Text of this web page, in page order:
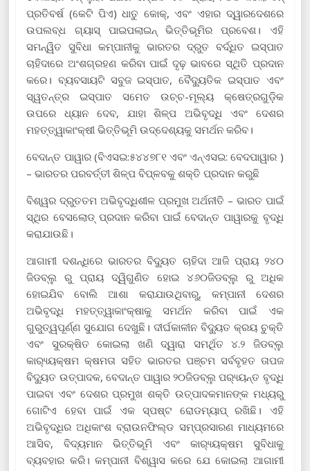
ପ୍ରତିବର୍ଷ (କେଟି ପିଏ) ଧାତୁ କୋକ୍, ଏବଂ ଏହାର ଦ୍ୱାରଦେଶରେ
ଉପଲବ୍ଧ ଗ୍ୟାସ୍ ପାଇପଲାଇନ୍ ଭିତ୍ତିଭୂମିର ପ୍ରବେଶ। ଏହି
ସମନ୍ୱିତ ସୁବିଧା କମ୍ପାନୀକୁ ଭାରତର ଦ୍ରୁତ ବର୍ଦ୍ଧିତ ଇସ୍ପାତ
ଚାହିଦାରେ ଅଂଶଗ୍ରହଣ କରିବା ପାଇଁ ଦୃଢ଼ ଭାବରେ ସ୍ଥିତି ପ୍ରଦାନ
କରେ। ବ୍ୟବସାୟଟି ସବୁଜ ଇସ୍ପାତ, ବୈଦ୍ୟୁତିକ ଇସ୍ପାତ ଏବଂ
ସ୍ୱତନ୍ତ୍ର ଇସ୍ପାତ ସମେତ ଉଚ୍ଚ-ମୂଲ୍ୟ କ୍ଷେତ୍ରଗୁଡ଼ିକ
ଉପରେ ଧ୍ୟାନ ଦେବ, ଯାହା ଶିଳ୍ପ ଅଭିବୃଦ୍ଧି ଏବଂ ଦେଶର
ମହତ୍ତ୍ୱାକାଂକ୍ଷୀ ଭିତ୍ତିଭୂମି ଉଦ୍ଦେଶ୍ୟକୁ ସମର୍ଥନ କରିବ।
ବେଦାନ୍ତ ପାୱାର (ବିଏସଇ:୫୪୪୭୮୧ ଏବଂ ଏନ୍ଏସଇ: ବେଦପାୱାର )
– ଭାରତର ପରବର୍ତ୍ତୀ ଶିଳ୍ପ ବିପ୍ଳବକୁ ଶକ୍ତି ପ୍ରଦାନ କରୁଛି
ବିଶ୍ୱର ଦ୍ରୁତତମ ଅଭିବୃଦ୍ଧିଶୀଳ ପ୍ରମୁଖ ଅର୍ଥନୀତି – ଭାରତ ପାଇଁ
ସ୍ଥିର ବେସଲୋଡ୍ ପ୍ରଦାନ କରିବା ପାଇଁ ବେଦାନ୍ତ ପାୱାରକୁ ବୃଦ୍ଧି
କରାଯାଉଛି।
ଆଗାମୀ ଦଶନ୍ଧିରେ ଭାରତର ବିଦ୍ୟୁତ ଚାହିଦା ଆଜି ପ୍ରାୟ ୨୪୦
ଜିଡବ୍ଲୁ ରୁ ପ୍ରାୟ ଦ୍ୱିଗୁଣିତ ହୋଇ ୪୬୦ଜିଡବ୍ଲୁ ରୁ ଅଧିକ
ହୋଇଯିବ ବୋଲି ଆଶା କରାଯାଉଥିବାରୁ, କମ୍ପାନୀ ଦେଶର
ଅଭିବୃଦ୍ଧି ମହତ୍ତ୍ୱାକାଂକ୍ଷାକୁ ସମର୍ଥନ କରିବା ପାଇଁ ଏକ
ଗୁରୁତ୍ୱପୂର୍ଣ୍ଣ ସୁଯୋଗ ଦେଖୁଛି। ଦୀର୍ଘକାଳୀନ ବିଦ୍ୟୁତ କ୍ରୟ ଚୁକ୍ତି
ଏବଂ ସୁରକ୍ଷିତ କୋଇଲା ଖଣି ଦ୍ୱାରା ସମର୍ଥିତ ୪.୨ ଜିଡବ୍ଲୁ
କାର‌୍ୟ୍ୟକ୍ଷମ କ୍ଷମତା ସହିତ ଭାରତର ପଞ୍ଚମ ସର୍ବବୃହତ ତାପଜ
ବିଦ୍ୟୁତ ଉତ୍ପାଦକ, ବେଦାନ୍ତ ପାୱାର ୨୦ଜିଡବ୍ଲୁ ପର‌୍ୟ୍ୟନ୍ତ ବୃଦ୍ଧି
ପାଇବା ଏବଂ ଦେଶର ପ୍ରମୁଖ ଶକ୍ତି ଉତ୍ପାଦକମାନଙ୍କ ମଧ୍ୟରୁ
ଗୋଟିଏ ହେବା ପାଇଁ ଏକ ସ୍ପଷ୍ଟ ରୋଡମ୍ୟାପ୍ ରଖିଛି। ଏହି
ଅଭିବୃଦ୍ଧିର ଅଧିକାଂଶ ବ୍ରାଉନଫିଲ୍ଡ ସମ୍ପ୍ରସାରଣ ମାଧ୍ୟମରେ
ଆସିବ, ବିଦ୍ୟମାନ ଭିତ୍ତିଭୂମି ଏବଂ କାର‌୍ୟ୍ୟକ୍ଷମ ସୁବିଧାକୁ
ବ୍ୟବହାର କରି। କମ୍ପାନୀ ବିଶ୍ୱାସ କରେ ଯେ କୋଇଲା ଆଗାମୀ